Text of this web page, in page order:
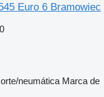
Euro 6 Bramowiec
neumática Marca de